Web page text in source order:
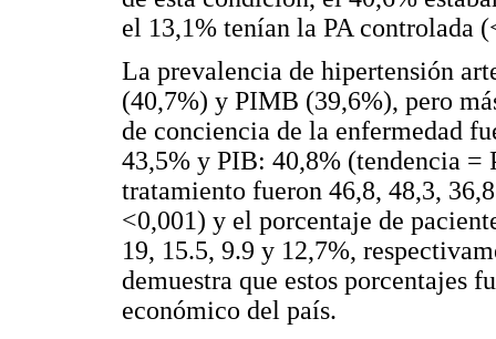
el 13,1% tenían la PA controlada
La prevalencia de hipertensión
(40,7%) y PIMB (39,6%), pero
de conciencia de la enfermedad
43,5% y PIB: 40,8% (tendencia =
tratamiento fueron 46,8, 48,3,
<0,001) y el porcentaje de
19, 15.5, 9.9 y 12,7%,
demuestra que estos porcentajes
económico del país.